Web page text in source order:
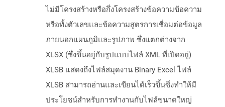
ไม่มีโครงสร้างหรือกึ่งโครงสร้างข้อความข้อความ
หรือทั้งตัวเลขและข้อความสูตรการเชื่อมต่อข้อมูล
ภายนอกแผนภูมิและรูปภาพ ซึ่งแตกต่างจาก
XLSX (ซึ่งขึ้นอยู่กับรูปแบบไฟล์ XML ที่เปิดอยู่)
XLSB แสดงถึงไฟล์สมุดงาน Binary Excel ไฟล์
XLSB สามารถอ่านและเขียนได้เร็วขึ้นซึ่งทำให้มี
ประโยชน์สำหรับการทำงานกับไฟล์ขนาดใหญ่